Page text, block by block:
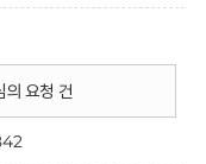
요청 건